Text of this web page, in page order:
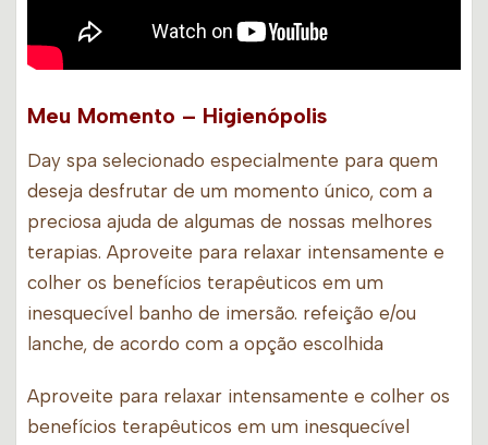
Meu Momento – Higienópolis
Day spa selecionado especialmente para quem
deseja desfrutar de um momento único, com a
preciosa ajuda de algumas de nossas melhores
terapias. Aproveite para relaxar intensamente e
colher os benefícios terapêuticos em um
inesquecível banho de imersão. refeição e/ou
lanche, de acordo com a opção escolhida
Aproveite para relaxar intensamente e colher os
benefícios terapêuticos em um inesquecível